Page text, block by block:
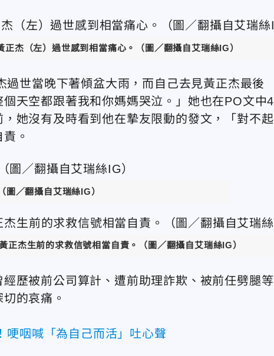
正杰（左）過世感到相當痛心。（圖／翻攝自艾瑞絲IG）
世當晚下著傾盆大雨，而自己去見黃正杰最後
個天空都跟著我和你媽媽哭泣。 」她也在PO文中4
，她沒有及時看到他在摯友限動的發文，「 對不起
。
圖／翻攝自艾瑞絲IG）
正杰生前的求救信號相當自責。（圖／翻攝自艾瑞絲IG）
歷被前公司算計、遭前助理詐欺、被前任劈腿等
的哀痛。
哽咽喊「為自己而活」吐心聲